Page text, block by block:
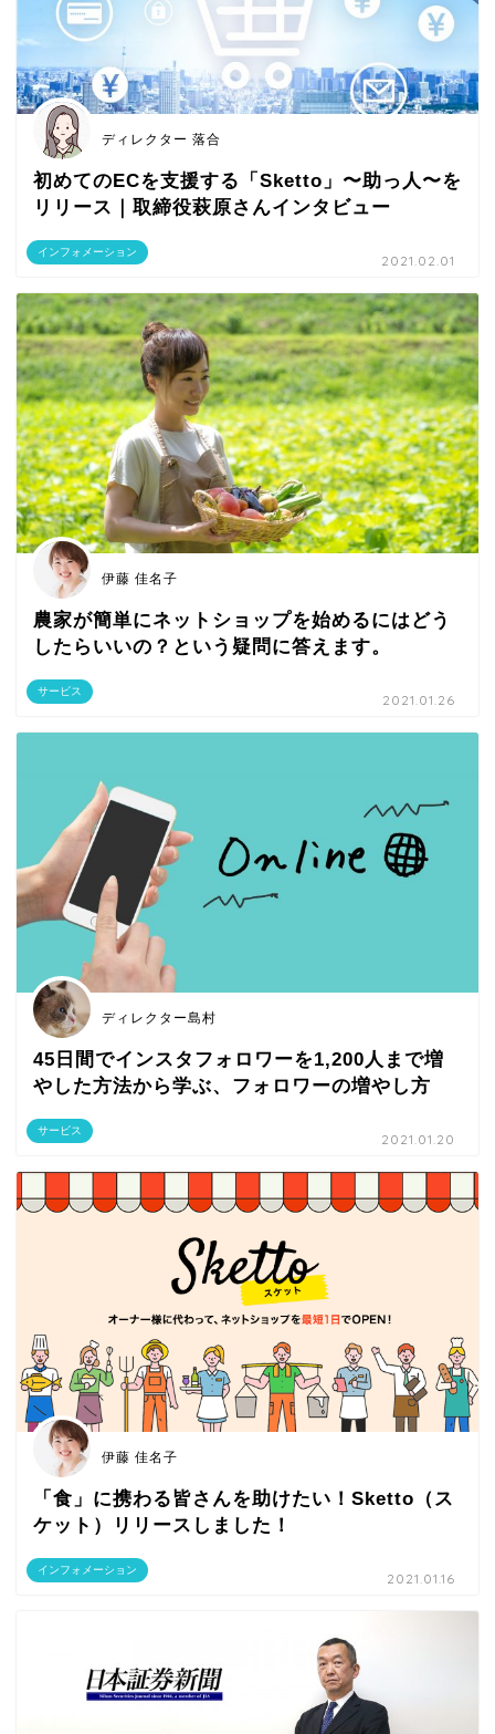
インフォメーション
ディレクター 落合
初めてのECを支援する「Sketto」〜助っ人〜を
リリース｜取締役萩原さんインタビュー
2021.02.01
サービス
伊藤 佳名子
農家が簡単にネットショップを始めるにはどう
したらいいの？という疑問に答えます。
2021.01.26
サービス
ディレクター島村
45日間でインスタフォロワーを1,200人まで増
やした方法から学ぶ、フォロワーの増やし方
2021.01.20
インフォメーション
伊藤 佳名子
「食」に携わる皆さんを助けたい！Sketto（ス
ケット）リリースしました！
2021.01.16